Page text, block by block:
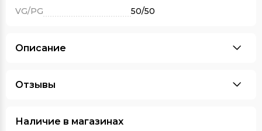
VG/PG
50/50
Описание
Отзывы
Наличие в магазинах